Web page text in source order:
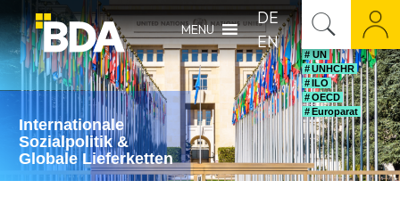
MENU
DE
EN
Internationale
Sozialpolitik &
Globale Lieferketten
# UN
# UNHCHR
# ILO
# OECD
# Europarat